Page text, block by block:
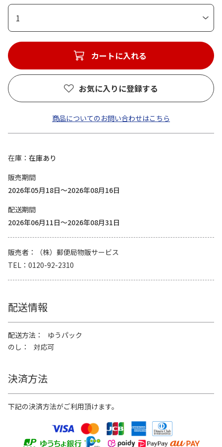
1
カートに入れる
お気に入りに登録する
商品についてのお問い合わせはこちら
在庫
在庫あり
販売期間
2026年05月18日～2026年08月16日
配送期間
2026年06月11日～2026年08月31日
販売者
（株）郵便局物販サービス
TEL
0120-92-2310
配送情報
配送方法
ゆうパック
のし
対応可
決済方法
下記の決済方法がご利用頂けます。